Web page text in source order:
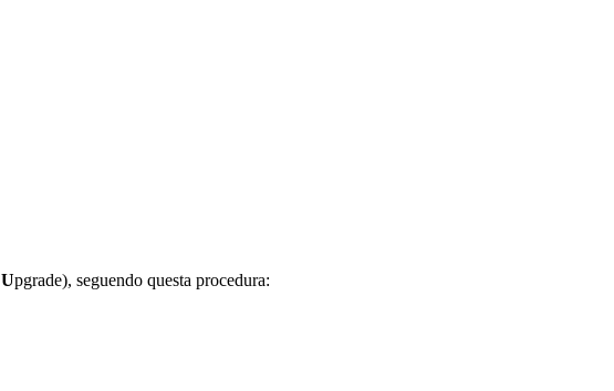
Upgrade), seguendo questa procedura: